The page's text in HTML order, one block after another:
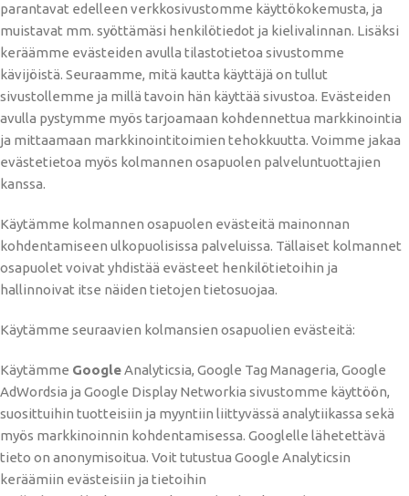
parantavat edelleen verkkosivustomme käyttökokemusta, ja
muistavat mm. syöttämäsi henkilötiedot ja kielivalinnan. Lisäksi
keräämme evästeiden avulla tilastotietoa sivustomme
kävijöistä. Seuraamme, mitä kautta käyttäjä on tullut
sivustollemme ja millä tavoin hän käyttää sivustoa. Evästeiden
avulla pystymme myös tarjoamaan kohdennettua markkinointia
ja mittaamaan markkinointitoimien tehokkuutta. Voimme jakaa
evästetietoa myös kolmannen osapuolen palveluntuottajien
kanssa.
Käytämme kolmannen osapuolen evästeitä mainonnan
kohdentamiseen ulkopuolisissa palveluissa. Tällaiset kolmannet
osapuolet voivat yhdistää evästeet henkilötietoihin ja
hallinnoivat itse näiden tietojen tietosuojaa.
Käytämme seuraavien kolmansien osapuolien evästeitä:
Käytämme GoogleAnalyticsia, Google Tag Manageria, Google
AdWordsia ja Google Display Networkia sivustomme käyttöön,
suosittuihin tuotteisiin ja myyntiin liittyvässä analytiikassa sekä
myös markkinoinnin kohdentamisessa. Googlelle lähetettävä
tieto on anonymisoitua. Voit tutustua Google Analyticsin
keräämiin evästeisiin ja tietoihin